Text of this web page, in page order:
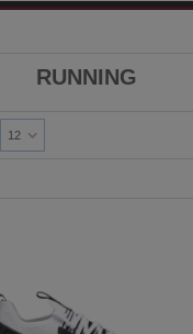
RUNNING
12